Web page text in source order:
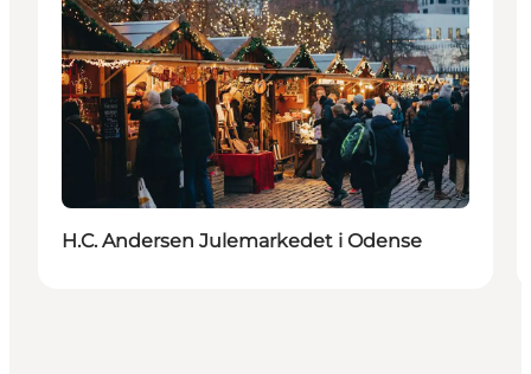
H.C. Andersen Julemarkedet i Odense